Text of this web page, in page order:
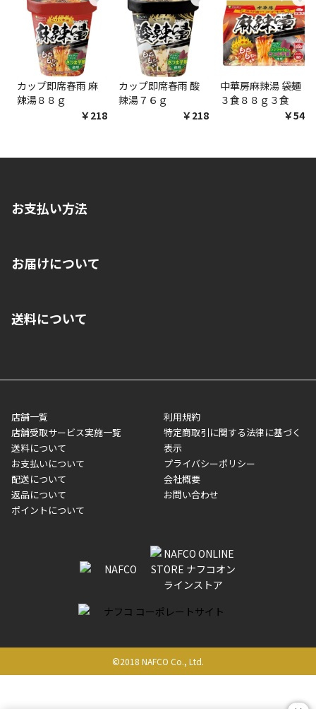
カップ即席春雨 麻
辣湯８８ｇ
￥218
カップ即席春雨 酸
辣湯７６ｇ
￥218
中華房麻辣湯 袋麺
３食８８ｇ３食
￥548
お支払い方法
いいただくことはできません。ご了承ください。
■代金引換(代引)※手数料がかかります
■商品によっては一部決済方法が使用できない場合がございま
す。
お届けについて
ご注文が確認出来次第、1～4営業日に発送いたします。「お取り
業日にてお引渡しとなります。(離島などの場合、例外もあります)
メーカー直送品など一部商品については、その他商品との購入に
制限がかかる場合がございます。また発送日についても、通常と
異なる場合がございます。対象商品の説明ページをご確認くださ
い。
■店舗受取をご選択いただいた場合
ご注文が確認出来次第、お受取される店舗在庫を使用してご準備
をさせていただきます。店舗に在庫がない場合は店舗よりお取り
いただく場合がございます。店舗準備でのお渡しとなる為、商品
のみの受け渡しとなります。（箱や納品書は付属しておりませ
ん）店舗で準備が出来次第、メールにてご連絡させていただきま
送料について
店舗一覧
店舗受取サービス実施一覧
送料について
お支払いについて
配送について
返品について
ポイントについて
利用規約
特定商取引に関する法律に基づく
表示
プライバシーポリシー
会社概要
お問い合わせ
©2018 NAFCO Co., Ltd.